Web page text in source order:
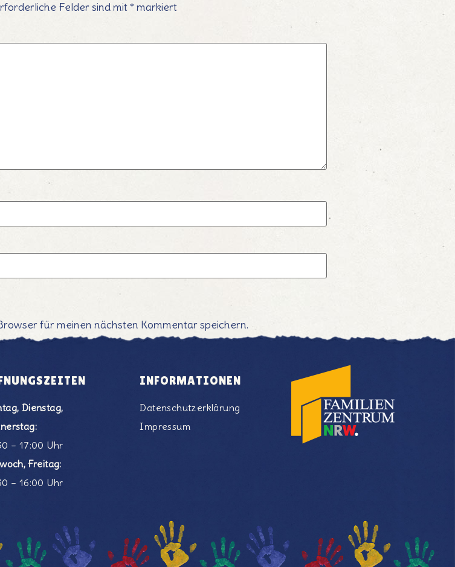
Felder sind mit* markiert
für meinen nächsten Kommentar speichern.
Dienstag,
– 17:00 Uhr
Freitag:
– 16:00 Uhr
INFORMATIONEN
Datenschutzerklärung
Impressum